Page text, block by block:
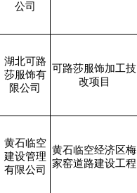
公司
湖北可路
莎服饰有
限公司
可路莎服饰加工技
改项目
黄石临空
建设管理
有限公司
黄石临空经济区梅
家窑道路建设工程